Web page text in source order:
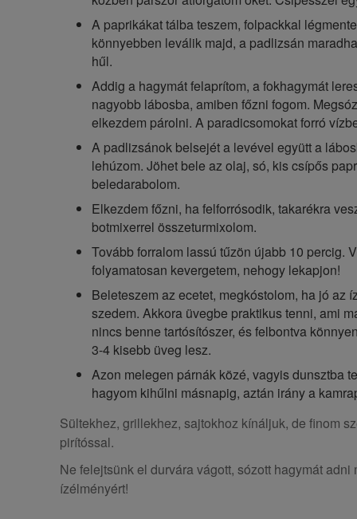
A paprikákat tálba teszem, folpackkal
könnyebben leválik majd, a padlizsán
hűl.
Addig a hagymát felaprítom, a fokhagymát
nagyobb lábosba, amiben főzni fogom.
elkezdem párolni. A paradicsomokat forró
A padlizsánok belsejét a levével együtt a
lehúzom. Jöhet bele az olaj, só, kis csípős
beledarabolom.
Elkezdem főzni, ha felforrósodik, takarékra
botmixerrel összeturmixolom.
Tovább forralom lassú tűzön újabb 10 percig.
folyamatosan kevergetem, nehogy lekapjon!
Beleteszem az ecetet, megkóstolom, ha jó az
szedem. Akkora üvegbe praktikus tenni, ami
nincs benne tartósítószer, és felbontva
3-4 kisebb üveg lesz.
Azon melegen párnák közé, vagyis dunsztba
hagyom kihűlni másnapig, aztán irány a
Sültekhez, grillekhez, sajtokhoz kínáljuk, de finom
pirítóssal.
Ne felejtsünk el durvára vágott, sózott hagymát
ízélményért!